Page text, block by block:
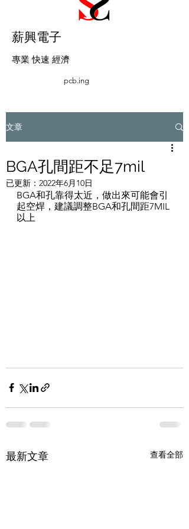
薪興電子
​專業 快速 經濟
pcb.ing
文章
BGA孔間距不足7mil
已更新： 2022年6月10日
BGA和孔靠得太近，做出來可能會引
起空焊，建議調整BGA和孔間距7MIL
以上
最新文章 查看全部